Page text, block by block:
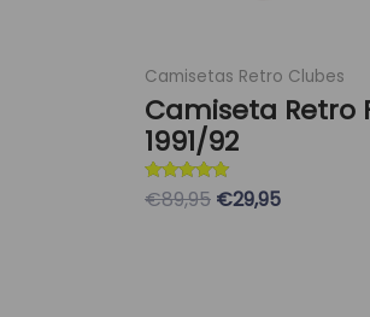
Camisetas Retro Clubes
Camiseta Retro
1991/92
Valorado con
5
€89,95 €29,95